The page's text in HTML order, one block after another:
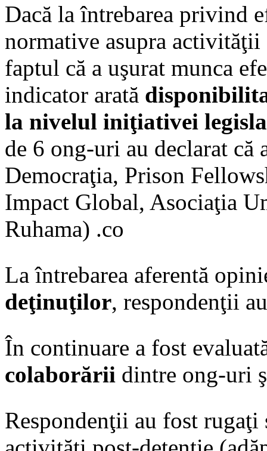
Dacă la întrebarea privind
normative asupra
faptul că a uşurat munca
indicator arată
la nivelul iniţiativei
de 6 ong-uri au declarat
Democraţia, Prison
Impact Global, Asociaţia
Ruhama) .co
La întrebarea aferentă
deţinuţilor, respondenţii
În continuare a fost
colaborării dintre ong-uri
Respondenţii au fost rugaţi